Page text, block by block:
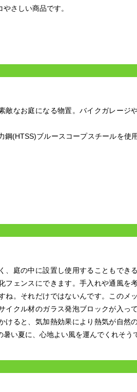
さしい商品です。
敵なお庭になる物置。バイクガレージ
鋼(HTSS)ブルースコープスチールを使
、庭の中に設置し使用することもでき
フェンスにできます。手入れや通風を
ね。それだけではないんです。このメ
イクル材のガラス発泡ブロックが入っ
けると、気加熱効果により熱気が自然
い夏に、心地よい風を運んでくれそう